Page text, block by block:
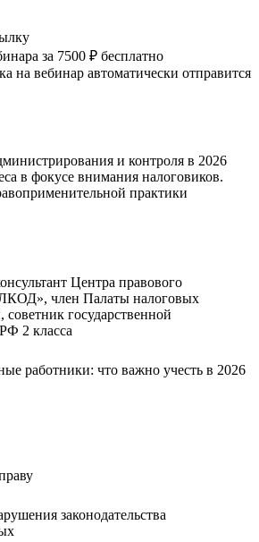
за 7500 ₽ бесплатно
на вебинар автоматически отправится
и контроля в 2026
в фокусе внимания налоговиков.
практики
Центра правового
член Палаты налоговых
советник государственной
2 класса
работники: что важно учесть в 2026
законодательства